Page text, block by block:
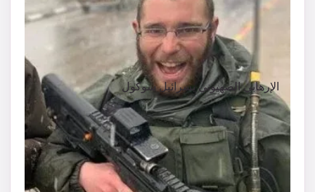
الإرهابي الصهيوني يسرائيل سوكول